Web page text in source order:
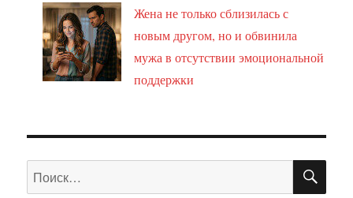
Жена не только сблизилась с
новым другом, но и обвинила
мужа в отсутствии эмоциональной
поддержки
Искать: